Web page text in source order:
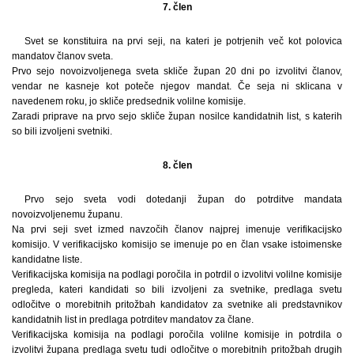
7. člen
Svet se konstituira na prvi seji, na kateri je potrjenih več kot polovica
mandatov članov sveta.
Prvo sejo novoizvoljenega sveta skliče župan 20 dni po izvolitvi članov,
vendar ne kasneje kot poteče njegov mandat. Če seja ni sklicana v
navedenem roku, jo skliče predsednik volilne komisije.
Zaradi priprave na prvo sejo skliče župan nosilce kandidatnih list, s katerih
so bili izvoljeni svetniki.
8. člen
Prvo sejo sveta vodi dotedanji župan do potrditve mandata
novoizvoljenemu županu.
Na prvi seji svet izmed navzočih članov najprej imenuje verifikacijsko
komisijo. V verifikacijsko komisijo se imenuje po en član vsake istoimenske
kandidatne liste.
Verifikacijska komisija na podlagi poročila in potrdil o izvolitvi volilne komisije
pregleda, kateri kandidati so bili izvoljeni za svetnike, predlaga svetu
odločitve o morebitnih pritožbah kandidatov za svetnike ali predstavnikov
kandidatnih list in predlaga potrditev mandatov za člane.
Verifikacijska komisija na podlagi poročila volilne komisije in potrdila o
izvolitvi župana predlaga svetu tudi odločitve o morebitnih pritožbah drugih